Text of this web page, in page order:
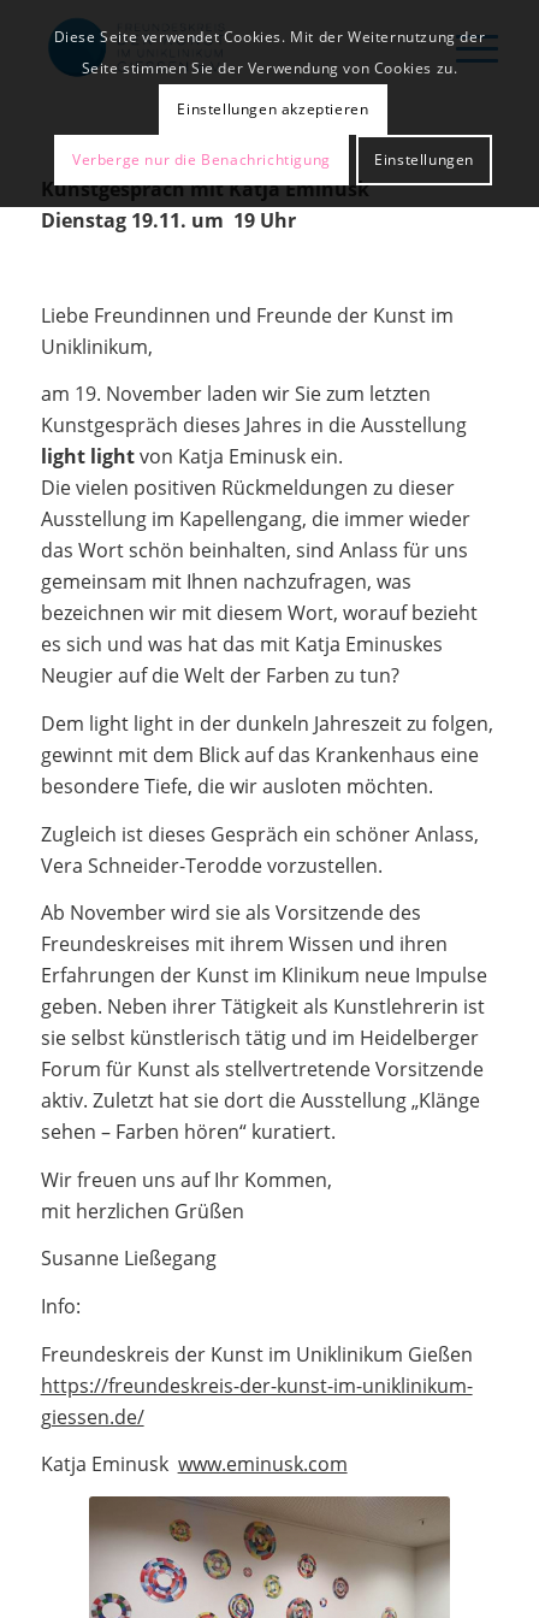
Kunstgespräch mit Katja Eminusk
Dienstag 19.11. um 19 Uhr
Liebe Freundinnen und Freunde der Kunst im
Uniklinikum,
am 19. November laden wir Sie zum letzten
Kunstgespräch dieses Jahres in die Ausstellung
light lightvon Katja Eminusk ein.
Die vielen positiven Rückmeldungen zu dieser
Ausstellung im Kapellengang, die immer wieder
das Wort schön beinhalten, sind Anlass für uns
gemeinsam mit Ihnen nachzufragen, was
bezeichnen wir mit diesem Wort, worauf bezieht
es sich und was hat das mit Katja Eminuskes
Neugier auf die Welt der Farben zu tun?
Dem light light in der dunkeln Jahreszeit zu folgen,
gewinnt mit dem Blick auf das Krankenhaus eine
besondere Tiefe, die wir ausloten möchten.
Zugleich ist dieses Gespräch ein schöner Anlass,
Vera Schneider-Terodde vorzustellen.
Ab November wird sie als Vorsitzende des
Freundeskreises mit ihrem Wissen und ihren
Erfahrungen der Kunst im Klinikum neue Impulse
geben. Neben ihrer Tätigkeit als Kunstlehrerin ist
sie selbst künstlerisch tätig und im Heidelberger
Forum für Kunst als stellvertretende Vorsitzende
aktiv. Zuletzt hat sie dort die Ausstellung „Klänge
sehen – Farben hören“ kuratiert.
Wir freuen uns auf Ihr Kommen,
mit herzlichen Grüßen
Susanne Ließegang
Info:
Freundeskreis der Kunst im Uniklinikum Gießen
https://freundeskreis-der-kunst-im-uniklinikum-
giessen.de/
Katja Eminusk www.eminusk.com
Diese Seite verwendet Cookies. Mit der Weiternutzung der
Seite stimmen Sie der Verwendung von Cookies zu.
Einstellungen akzeptieren
Verberge nur die Benachrichtigung Einstellungen